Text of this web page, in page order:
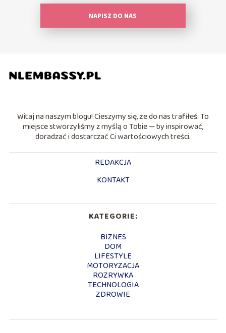
NAPISZ DO NAS
Witaj na naszym blogu! Cieszymy się, że do nas trafiłeś. To
miejsce stworzyliśmy z myślą o Tobie — by inspirować,
doradzać i dostarczać Ci wartościowych treści.
REDAKCJA
KONTAKT
KATEGORIE:
BIZNES
DOM
LIFESTYLE
MOTORYZACJA
ROZRYWKA
TECHNOLOGIA
ZDROWIE